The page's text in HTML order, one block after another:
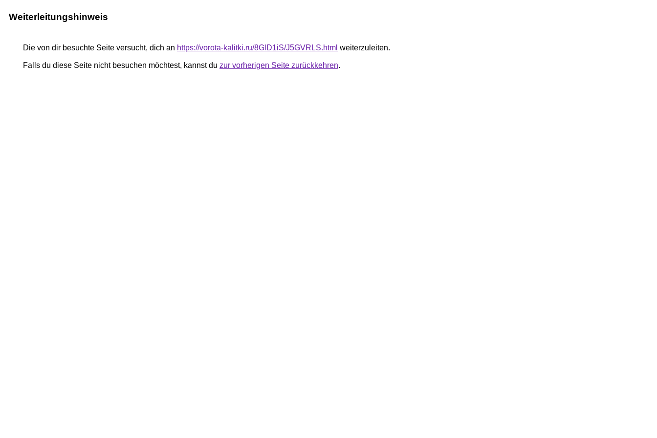
Weiterleitungshinweis
Die von dir besuchte Seite versucht, dich an https://vorota-kalitki.ru/8GlD1iS/J5GVRLS.html weiterzuleiten.
Falls du diese Seite nicht besuchen möchtest, kannst du zur vorherigen Seite zurückkehren.